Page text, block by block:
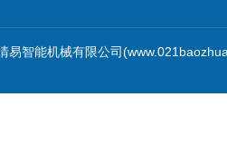
易智能机械有限公司